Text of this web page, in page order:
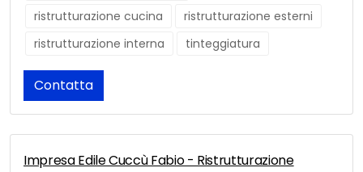
ristrutturazione cucina
ristrutturazione esterni
ristrutturazione interna
tinteggiatura
Contatta
Impresa Edile Cuccù Fabio - Ristrutturazione